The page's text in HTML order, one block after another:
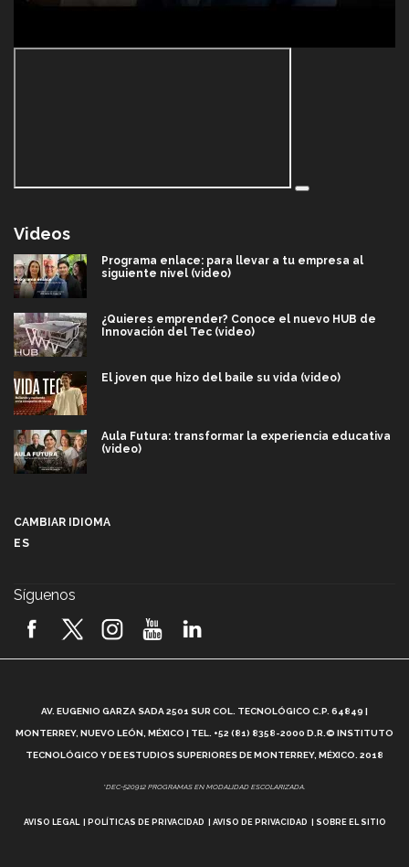
Videos
Programa enlace: para llevar a tu empresa al
siguiente nivel (video)
¿Quieres emprender? Conoce el nuevo HUB de
Innovación del Tec (video)
El joven que hizo del baile su vida (video)
Aula Futura: transformar la experiencia educativa
(video)
2026! (video)
¿Cómo es el Modelo Educativo Tec? (video)
Vida Tec: Feminismo e Inteligencia Artificial, Paola
CAMBIAR IDIOMA
ES
Síguenos
AV. EUGENIO GARZA SADA 2501 SUR COL. TECNOLÓGICO C.P. 64849 |
MONTERREY, NUEVO LEÓN, MÉXICO | TEL. +52 (81) 8358-2000 D.R.© INSTITUTO
TECNOLÓGICO Y DE ESTUDIOS SUPERIORES DE MONTERREY, MÉXICO. 2018
*DEC-520912 PROGRAMAS EN MODALIDAD ESCOLARIZADA.
AVISO LEGAL POLÍTICAS DE PRIVACIDAD AVISO DE PRIVACIDAD SOBRE EL SITIO